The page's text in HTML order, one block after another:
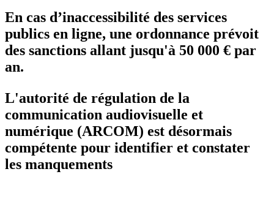
En cas d’inaccessibilité des services
publics en ligne, une ordonnance prévoit
des sanctions allant jusqu'à 50 000 € par
an.
L'autorité de régulation de la
communication audiovisuelle et
numérique (ARCOM) est désormais
compétente pour identifier et constater
les manquements